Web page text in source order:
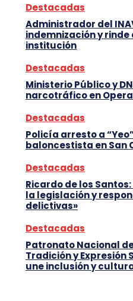
Destacadas
Administrador del
indemnización y
institución
Destacadas
Ministerio Público y
narcotráfico en
Destacadas
Policía arresto a
baloncestista en San
Destacadas
Ricardo de los
la legislación y
delictivas»
Destacadas
Patronato Nacional
Tradición y Expresión
une inclusión y